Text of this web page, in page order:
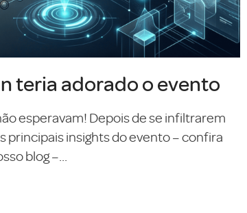
teria adorado o evento
esperavam! Depois de se infiltrarem
principais insights do evento – confira
blog –...